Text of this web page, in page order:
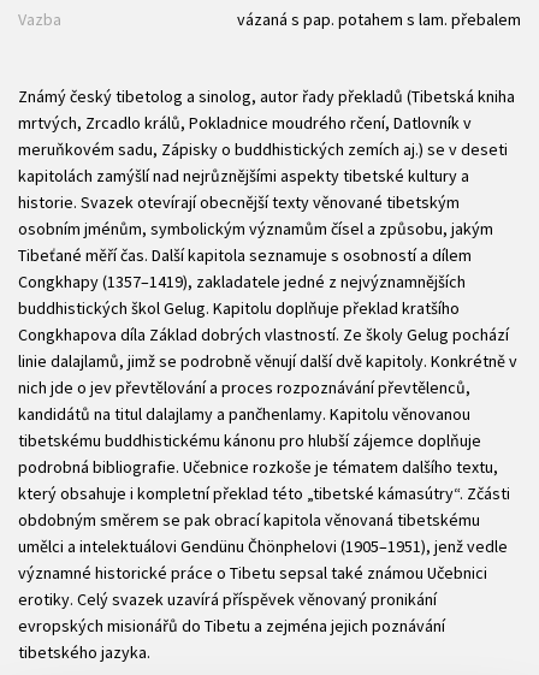
Vazba
vázaná s pap. potahem s lam. přebalem
Známý český tibetolog a sinolog, autor řady překladů (Tibetská kniha
mrtvých, Zrcadlo králů, Pokladnice moudrého rčení, Datlovník v
meruňkovém sadu, Zápisky o buddhistických zemích aj.) se v deseti
kapitolách zamýšlí nad nejrůznějšími aspekty tibetské kultury a
historie. Svazek otevírají obecnější texty věnované tibetským
osobním jménům, symbolickým významům čísel a způsobu, jakým
Tibeťané měří čas. Další kapitola seznamuje s osobností a dílem
Congkhapy (1357–1419), zakladatele jedné z nejvýznamnějších
buddhistických škol Gelug. Kapitolu doplňuje překlad kratšího
Congkhapova díla Základ dobrých vlastností. Ze školy Gelug pochází
linie dalajlamů, jimž se podrobně věnují další dvě kapitoly. Konkrétně v
nich jde o jev převtělování a proces rozpoznávání převtělenců,
kandidátů na titul dalajlamy a pančhenlamy. Kapitolu věnovanou
tibetskému buddhistickému kánonu pro hlubší zájemce doplňuje
podrobná bibliografie. Učebnice rozkoše je tématem dalšího textu,
který obsahuje i kompletní překlad této „tibetské kámasútry“. Zčásti
obdobným směrem se pak obrací kapitola věnovaná tibetskému
umělci a intelektuálovi Gendünu Čhönphelovi (1905–1951), jenž vedle
významné historické práce o Tibetu sepsal také známou Učebnici
erotiky. Celý svazek uzavírá příspěvek věnovaný pronikání
evropských misionářů do Tibetu a zejména jejich poznávání
tibetského jazyka.